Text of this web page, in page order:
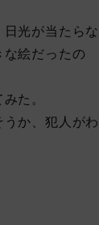
日光が当たらな
絵だったの
た。
か、犯人がわ